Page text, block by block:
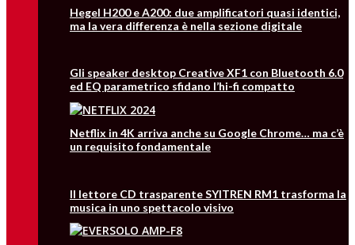
Hegel H200 e A200: due amplificatori quasi identici,
ma la vera differenza è nella sezione digitale
Gli speaker desktop Creative XF1 con Bluetooth 6.0
ed EQ parametrico sfidano l’hi-fi compatto
Netflix in 4K arriva anche su Google Chrome… ma c’è
un requisito fondamentale
Il lettore CD trasparente SYITREN RM1 trasforma la
musica in uno spettacolo visivo